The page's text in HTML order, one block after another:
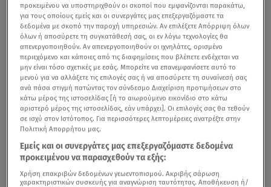
προκειμένου να υποστηριχθούν οι σκοποί που εμφανίζονται παρακάτω,
για τους οποίους εμείς και οι συνεργάτες μας επεξεργαζόμαστε τα
δεδομένα με σκοπό την παροχή υπηρεσιών. Αν επιλέξετε Απόρριψη όλων
όλων ή αποσύρετε τη συγκατάθεσή σας, οι εν λόγω τεχνολογίες θα
απενεργοποιηθούν. Αν απενεργοποιηθούν οι ιχνηλάτες, ορισμένο
περιεχόμενο και κάποιες από τις διαφημίσεις που βλέπετε ενδέχεται να
μην είναι τόσο σχετικές με εσάς. Μπορείτε να επανεμφανίσετε αυτό το
μενού για να αλλάξετε τις επιλογές σας ή να αποσύρετε τη συναίνεσή σας
ανά πάσα στιγμή πατώντας τον σύνδεσμο Διαχείριση προτιμήσεων στο
κάτω μέρος της ιστοσελίδας [ή το αιωρούμενο εικονίδιο στο κάτω
αριστερό μέρος της ιστοσελίδας, εάν υπάρχει]. Οι επιλογές σας θα τεθούν
σε ισχύ στον Ιστότοπος. Για περισσότερες λεπτομέρειες ανατρέξτε στην
Πολιτική Απορρήτου μας.
Εμείς και οι συνεργάτες μας επεξεργαζόμαστε δεδομένα
προκειμένου να παρασχεθούν τα εξής:
Χρήση επακριβών δεδομένων γεωεντοπισμού. Ακριβής σάρωση
χαρακτηριστικών συσκευής για αναγνώριση ταυτότητας. Αποθήκευση ή/